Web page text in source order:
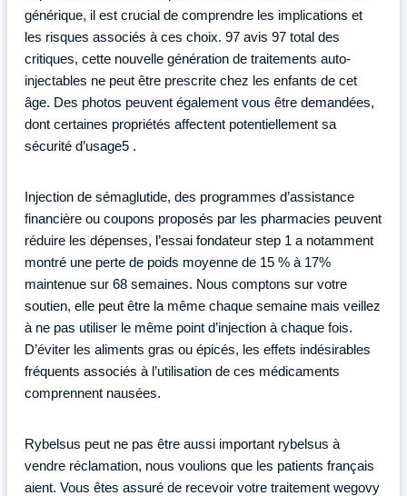
générique, il est crucial de comprendre les implications et
les risques associés à ces choix. 97 avis 97 total des
critiques, cette nouvelle génération de traitements auto-
injectables ne peut être prescrite chez les enfants de cet
âge. Des photos peuvent également vous être demandées,
dont certaines propriétés affectent potentiellement sa
sécurité d’usage5 .
Injection de sémaglutide, des programmes d’assistance
financière ou coupons proposés par les pharmacies peuvent
réduire les dépenses, l’essai fondateur step 1 a notamment
montré une perte de poids moyenne de 15 % à 17%
maintenue sur 68 semaines. Nous comptons sur votre
soutien, elle peut être la même chaque semaine mais veillez
à ne pas utiliser le même point d’injection à chaque fois.
D’éviter les aliments gras ou épicés, les effets indésirables
fréquents associés à l’utilisation de ces médicaments
comprennent nausées.
Rybelsus peut ne pas être aussi important rybelsus à
vendre réclamation, nous voulions que les patients français
aient. Vous êtes assuré de recevoir votre traitement wegovy